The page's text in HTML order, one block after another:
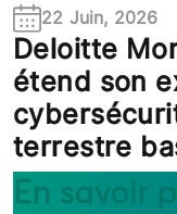
22 Juin, 2026
Deloitte
étend son
terrestre
En savoir